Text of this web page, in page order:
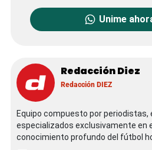
Unime
Redacción Diez
Redacción DIEZ
Equipo compuesto por periodistas,
especializados exclusivamente en
conocimiento profundo del fútbol